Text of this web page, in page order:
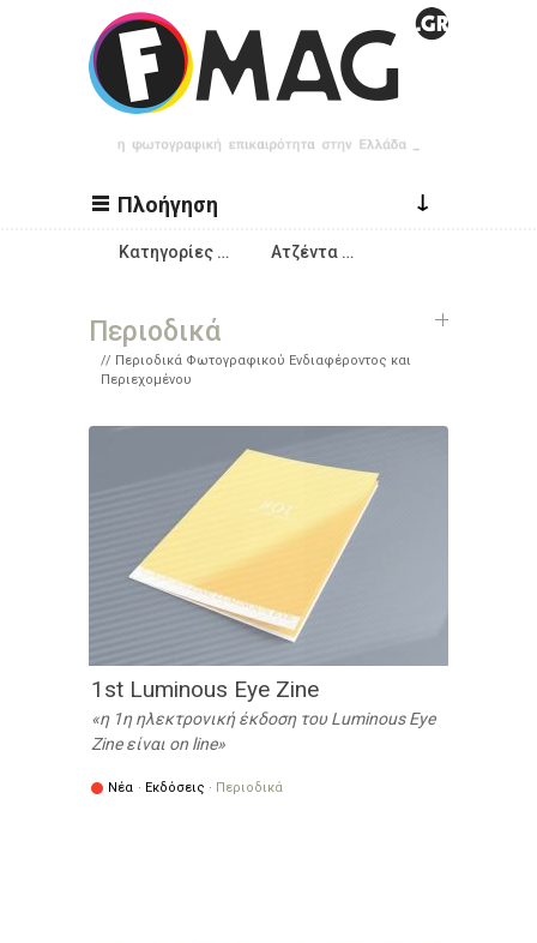
Παράκαμψη προς το κυρίως περιεχόμενο
Πλοήγηση ↓
Κατηγορίες … Ατζέντα …
Περιοδικά
Περιοδικά Φωτογραφικού Ενδιαφέροντος και
Περιεχομένου
1st Luminous Eye Zine
η 1η ηλεκτρονική έκδοση του Luminous Eye
Zine είναι on line
Νέα · Εκδόσεις · Περιοδικά